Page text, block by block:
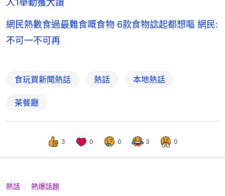
網民熱數食過最難食嘅食物 6款食物諗起都想嘔 網民:
不可一不可再
食玩買新聞熱話 熱話 本地熱話
茶餐廳
3 0 0 3 0
熱話 熱爆話題